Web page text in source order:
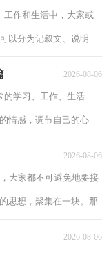
工作和生活中，大家或
以分为记叙文、说明
2026-08-06
的学习、工作、生活
情感，调节自己的心
2026-08-06
大家都不可避免地要接
思想，聚集在一块。那
2026-08-06